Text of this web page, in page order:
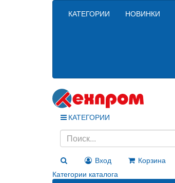
КАТЕГОРИИ НОВИНКИ
КАТЕГОРИИ
Вход
Корзина
Категории каталога